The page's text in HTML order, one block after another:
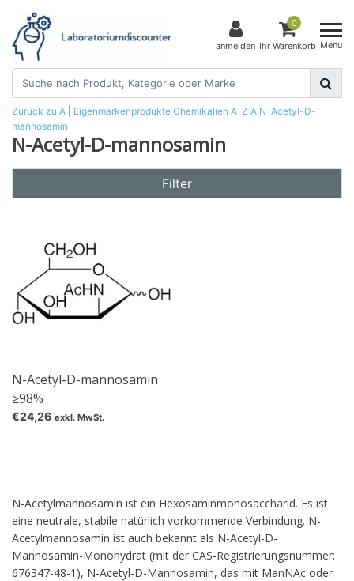
anmelden
0
Ihr Warenkorb Menu
Zurück zu A Eigenmarkenprodukte Chemikalien A-Z A N-Acetyl-D-
mannosamin
N-Acetyl-D-mannosamin
Filter
N-Acetyl-D-mannosamin
≥98%
€24,26 exkl. MwSt.
N-Acetylmannosamin ist ein Hexosaminmonosaccharid. Es ist
eine neutrale, stabile natürlich vorkommende Verbindung. N-
Acetylmannosamin ist auch bekannt als N-Acetyl-D-
Mannosamin-Monohydrat (mit der CAS-Registrierungsnummer:
676347-48-1), N-Acetyl-D-Mannosamin, das mit ManNAc oder